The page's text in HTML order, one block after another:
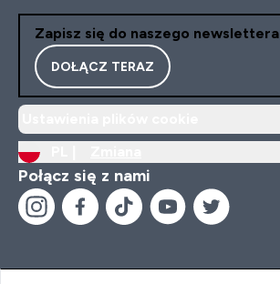
Zapisz się do naszego newslettera
DOŁĄCZ TERAZ
Połącz się z nami